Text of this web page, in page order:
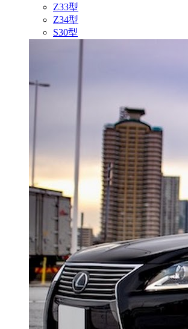
Z33型
Z34型
S30型